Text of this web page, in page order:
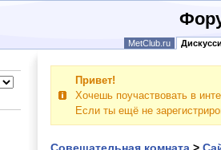
MetClub.ru
Привет!
Хочешь поучаствовать в
Если ты ещё не